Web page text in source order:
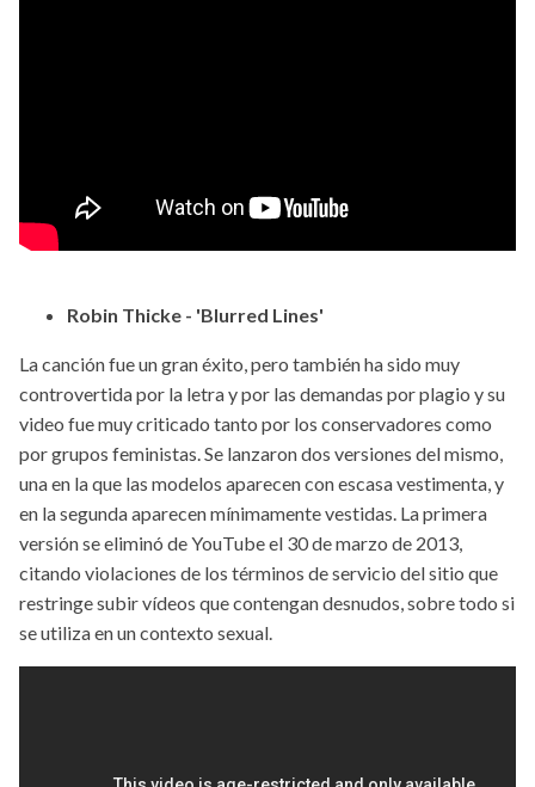
Robin Thicke - 'Blurred Lines'
La canción fue un gran éxito, pero también ha sido muy
controvertida por la letra y por las demandas por plagio y su
video fue muy criticado tanto por los conservadores como
por grupos feministas. Se lanzaron dos versiones del mismo,
una en la que las modelos aparecen con escasa vestimenta, y
en la segunda aparecen mínimamente vestidas. La primera
versión se eliminó de YouTube el 30 de marzo de 2013,
citando violaciones de los términos de servicio del sitio que
restringe subir vídeos que contengan desnudos, sobre todo si
se utiliza en un contexto sexual.